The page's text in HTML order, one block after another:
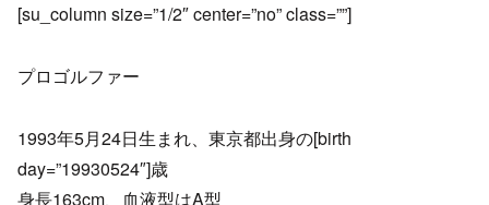
[su_column size=”1/2″ center=”no” class=””]
プロゴルファー
1993年5月24日生まれ、東京都出身の[birth
day=”19930524″]歳
身長163cm、血液型はA型